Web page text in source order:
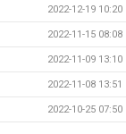
2022-12-19 10:20
2022-11-15 08:08
2022-11-09 13:10
2022-11-08 13:51
2022-10-25 07:50